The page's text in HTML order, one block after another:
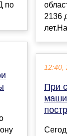
по
2136
12:40,
При